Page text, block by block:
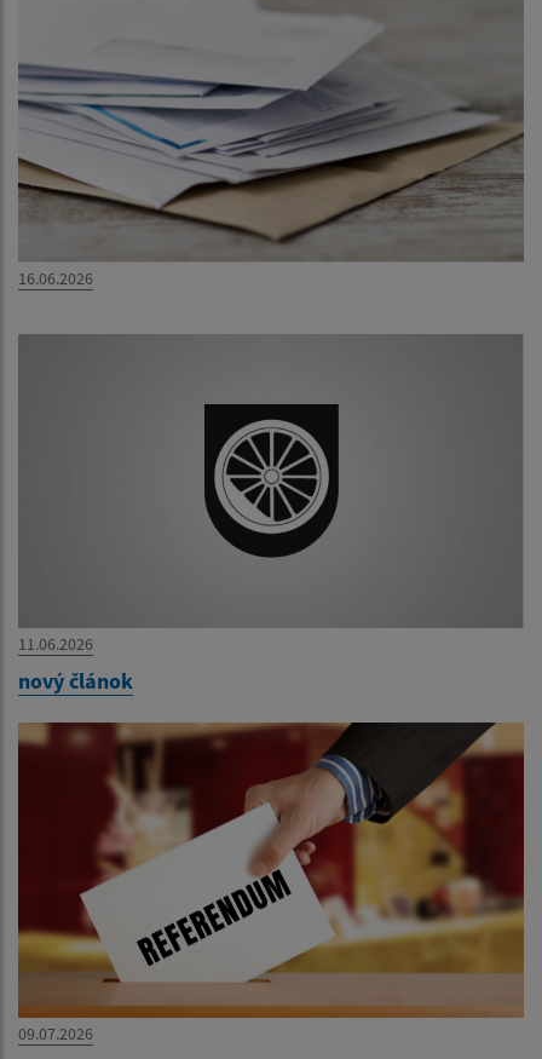
16.06.2026
11.06.2026
nový článok
09.07.2026